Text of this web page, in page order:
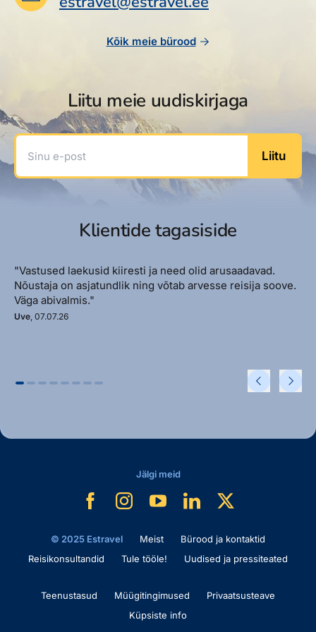
Reisitarvete e-pood
Kuldkaart
Platinum Club
Boonuspunktid
Meist
Kontaktid
Reisikonsultandi teenus
Tule tööle
Uudised
Kõik meie bürood
Liitu meie uudiskirjaga
Sinu e-post
Liitu
Klientide tagasiside
"Vastused laekusid kiiresti ja need olid arusaadavad.
Nõustaja on asjatundlik ning võtab arvesse reisija soove.
Väga abivalmis."
Uve, 07.07.26
© 2025 Estravel Meist
Bürood ja kontaktid
Reisikonsultandid
Tule tööle! Uudised ja pressiteated
Teenustasud Müügitingimused
Privaatsusteave
Küpsiste info
Jälgi meid